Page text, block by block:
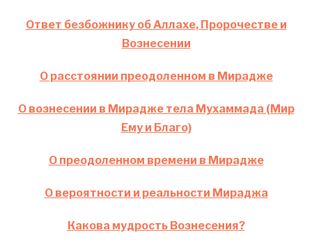
Ответ безбожнику об Аллахе, Пророчестве и
Вознесении
О расстоянии преодоленном в Мирадже
О вознесении в Мирадже тела Мухаммада (Мир
Ему и Благо)
О преодоленном времени в Мирадже
О вероятности и реальности Мираджа
Какова мудрость Вознесения?